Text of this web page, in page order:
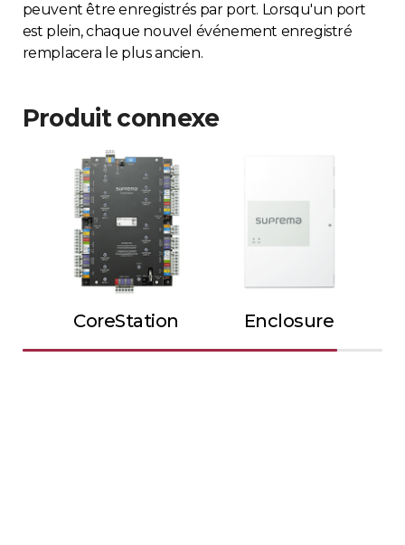
peuvent être enregistrés par port. Lorsqu'un port
est plein, chaque nouvel événement enregistré
remplacera le plus ancien.
Produit connexe
CoreStation Enclosure